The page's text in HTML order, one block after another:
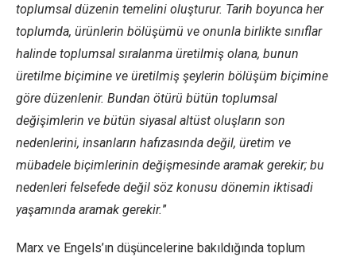
toplumsal düzenin temelini oluşturur. Tarih boyunca her
toplumda, ürünlerin bölüşümü ve onunla birlikte sınıflar
halinde toplumsal sıralanma üretilmiş olana, bunun
üretilme biçimine ve üretilmiş şeylerin bölüşüm biçimine
göre düzenlenir. Bundan ötürü bütün toplumsal
değişimlerin ve bütün siyasal altüst oluşların son
nedenlerini, insanların hafızasında değil, üretim ve
mübadele biçimlerinin değişmesinde aramak gerekir; bu
nedenleri felsefede değil söz konusu dönemin iktisadi
yaşamında aramak gerekir.”
Marx ve Engels’ın düşüncelerine bakıldığında toplum